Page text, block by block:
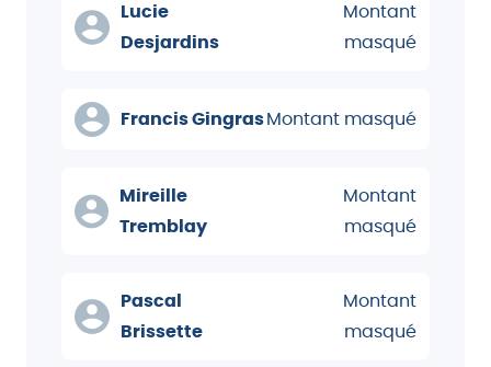
Lucie
Desjardins
Montant
masqué
Francis Gingras Montant masqué
Mireille
Tremblay
Montant
masqué
Pascal
Brissette
Montant
masqué